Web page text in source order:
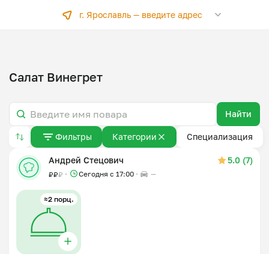
г. Ярославль —введите адрес
Салат Винегрет
Найти
Фильтры Категории Специализация
Андрей Стецович 5.0 (7)
₽₽₽ Сегодня с 17:00 —
≈2 порц.